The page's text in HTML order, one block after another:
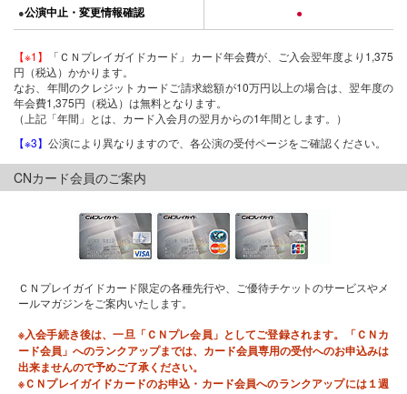
●公演中止・変更情報確認 ●
【※1】
「ＣＮプレイガイドカード」カード年会費が、ご入会翌年度より1,375
円（税込）かかります。
なお、年間のクレジットカードご請求総額が10万円以上の場合は、翌年度の
年会費1,375円（税込）は無料となります。
（上記「年間」とは、カード入会月の翌月からの1年間とします。）
【※3】 公演により異なりますので、各公演の受付ページをご確認ください。
CNカード会員のご案内
ＣＮプレイガイドカード限定の各種先行や、ご優待チケットのサービスやメ
ールマガジンをご案内いたします。
※入会手続き後は、一旦「ＣＮプレ会員」としてご登録されます。「ＣＮカ
ード会員」へのランクアップまでは、カード会員専用の受付へのお申込みは
出来ませんので予めご了承ください。
※ＣＮプレイガイドカードのお申込・カード会員へのランクアップには１週